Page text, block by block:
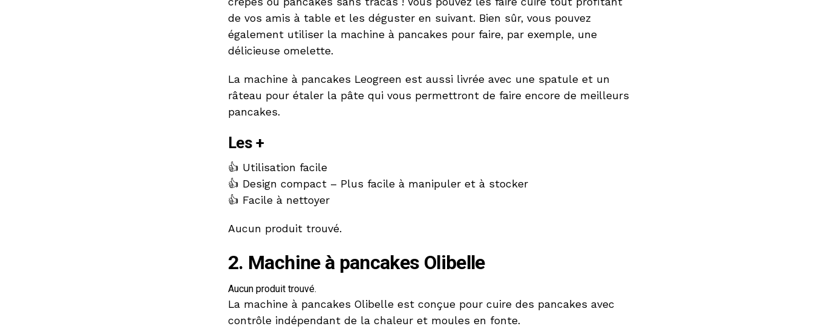
de vos amis à table et les déguster en suivant. Bien sûr, vous pouvez
également utiliser la machine à pancakes pour faire, par exemple, une
délicieuse omelette.
La machine à pancakes Leogreen est aussi livrée avec une spatule et un
râteau pour étaler la pâte qui vous permettront de faire encore de meilleurs
pancakes.
Les +
👍 Utilisation facile
👍 Design compact – Plus facile à manipuler et à stocker
👍 Facile à nettoyer
Aucun produit trouvé.
2. Machine à pancakes Olibelle
Aucun produit trouvé.
La machine à pancakes Olibelle est conçue pour cuire des pancakes avec
contrôle indépendant de la chaleur et moules en fonte.